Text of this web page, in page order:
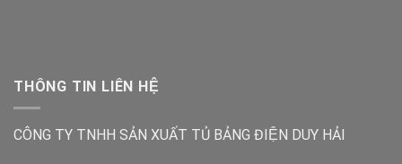
THÔNG TIN LIÊN HỆ
CÔNG TY TNHH SẢN XUẤT TỦ BẢNG ĐIỆN DUY HẢI